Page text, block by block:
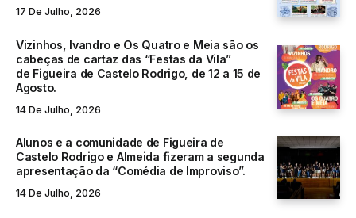
17 De Julho, 2026
Vizinhos, Ivandro e Os Quatro e Meia são os
cabeças de cartaz das “Festas da Vila”
de Figueira de Castelo Rodrigo, de 12 a 15 de
Agosto.
14 De Julho, 2026
Alunos e a comunidade de Figueira de
Castelo Rodrigo e Almeida fizeram a segunda
apresentação da “Comédia de Improviso”.
14 De Julho, 2026